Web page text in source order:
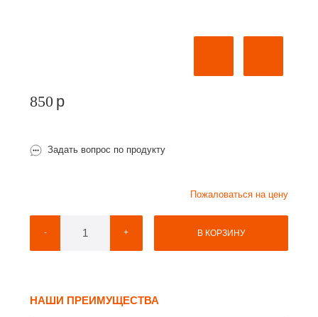
850 p
Задать вопрос по продукту
Пожаловаться на цену
- + В КОРЗИНУ
НАШИ ПРЕИМУЩЕСТВА